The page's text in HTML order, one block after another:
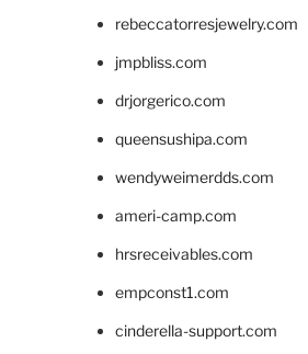
rebeccatorresjewelry.com
jmpbliss.com
drjorgerico.com
queensushipa.com
wendyweimerdds.com
ameri-camp.com
hrsreceivables.com
empconst1.com
cinderella-support.com